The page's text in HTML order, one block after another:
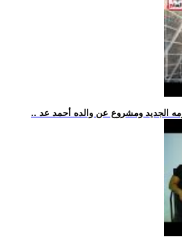
الجديد ومشروع عن والده أحمد عد